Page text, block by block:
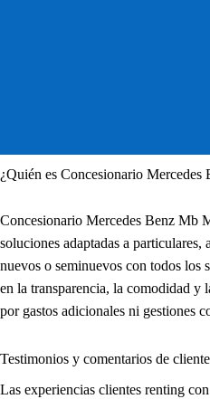
¿Quién es Concesionario
Concesionario Mercedes Benz Mb
soluciones adaptadas a
nuevos o seminuevos con todos los
en la transparencia, la comodidad y
por gastos adicionales ni gestiones
Testimonios y comentarios de
Las experiencias clientes renting